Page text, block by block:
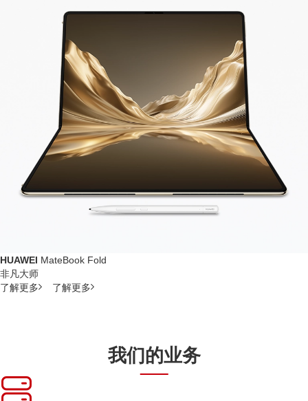
HUAWEI MateBook Fold
非凡大师
了解更多
了解更多
我们的业务